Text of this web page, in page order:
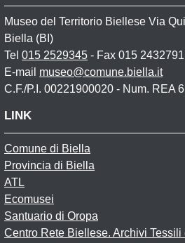
Museo del Territorio Biellese Via
Biella (BI)
Tel 015 2529345 - Fax 015 2432791
E-mail museo@comune.biella.it
C.F./P.I. 00221900020 - Num. REA
LINK
Comune di Biella
Provincia di Biella
ATL
Ecomusei
Santuario di Oropa
Centro Rete Biellese. Archivi Tessili